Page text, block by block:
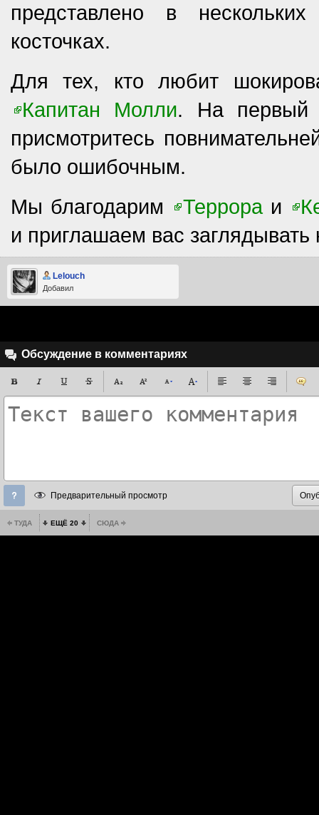
представлено в
косточках.
Для тех, кто любит
Капитан Молли. На первый
присмотритесь
было ошибочным.
Мы благодарим
Террораи
и приглашаем вас
Lelouch
Добавил
Обсуждение в комментариях
Предварительный просмотр
ТУДА ЕЩЁ 20 СЮДА